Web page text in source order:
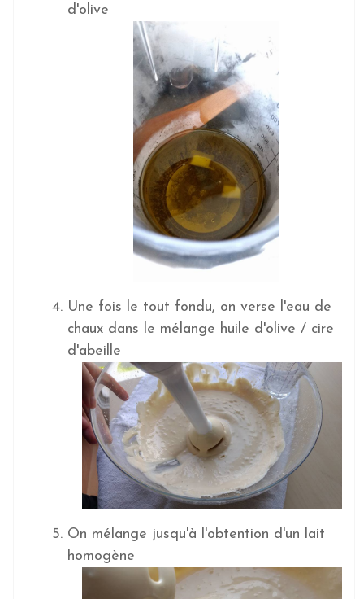
d'olive
Une fois le tout fondu, on verse l'eau de
chaux dans le mélange huile d'olive / cire
d'abeille
On mélange jusqu'à l'obtention d'un lait
homogène